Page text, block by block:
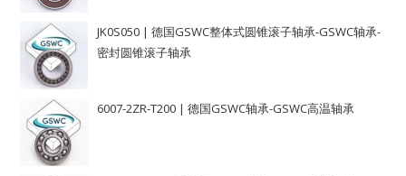
JK0S050 | 德国GSWC整体式圆锥滚子轴承-GSWC轴承-
密封圆锥滚子轴承
6007-2ZR-T200 | 德国GSWC轴承-GSWC高温轴承